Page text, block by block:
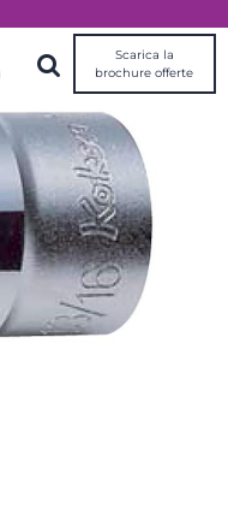
Scarica la
brochure offerte